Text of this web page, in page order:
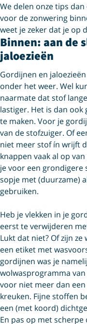
We delen onze tips
voor de zonwering
weet je zeker dat je op
Binnen: aan de
jaloezieën
Gordijnen en
onder het weer. Wel
naarmate dat stof
lastiger. Het is dan ook
te maken. Voor je
van de stofzuiger. Of
niet meer stof ín wrijft
knappen vaak al op
je voor een
sopje met (duurzame)
gebruiken.
Heb je vlekken in je
eerst te verwijderen
Lukt dat niet? Of zijn
een etiket met
gordijnen was je
wolwasprogramma
voor niet meer dan
kreuken. Fijne stoffen
een (met koord)
En pas op met